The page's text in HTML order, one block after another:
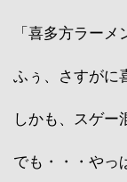
「喜多方ラーメ
ふぅ、さすがに
しかも、スゲー
でも・・・やっ